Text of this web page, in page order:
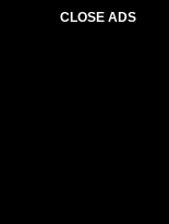
CLOSE ADS